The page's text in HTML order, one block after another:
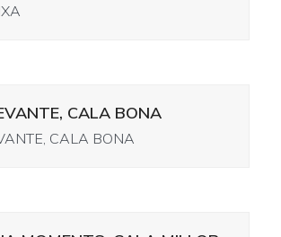
CALA BONA
CALA BONA